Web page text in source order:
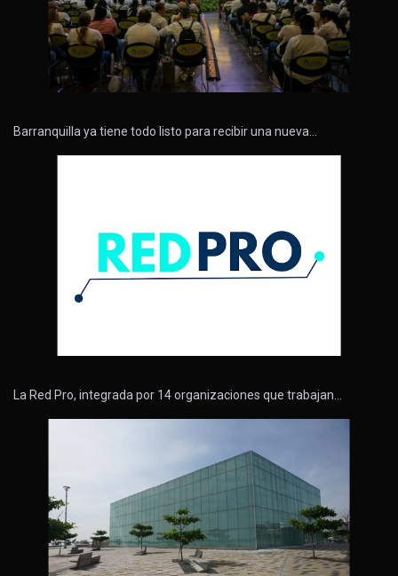
Barranquilla ya tiene todo listo para recibir una nueva…
La Red Pro, integrada por 14 organizaciones que trabajan…